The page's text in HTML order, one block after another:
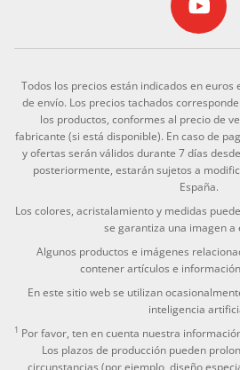
Todos los precios están indicados en euros
de envío. Los precios tachados
los productos, conformes al precio de
fabricante (si está disponible). En caso de
y ofertas serán válidos durante 7 días
posteriormente, estarán sujetos a
España.
Los colores, acristalamiento y medidas
se garantiza una imagen a
Algunos productos e imágenes
contener artículos e
En este sitio web se utilizan
inteligencia
1 Por favor, ten en cuenta nuestra
Los plazos de producción pueden
circunstancias (por ejemplo, diseño